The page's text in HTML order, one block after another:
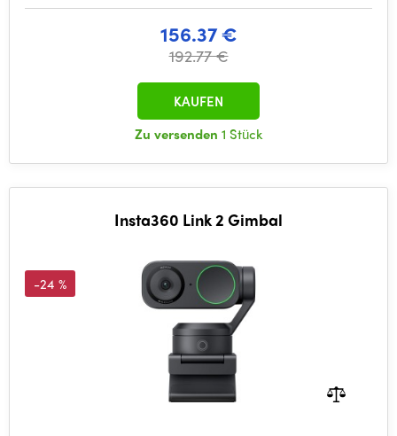
156.37 €
192.77 €
Zu versenden 1 Stück
KAUFEN
Insta360 Link 2 Gimbal
-24 %